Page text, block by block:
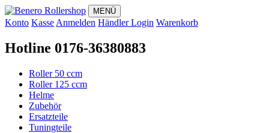
MENÜ
Konto Kasse Anmelden Händler Login Warenkorb
Hotline 0176-36380883
Roller 50 ccm
Roller 125 ccm
Helme
Zubehör
Ersatzteile
Tuningteile